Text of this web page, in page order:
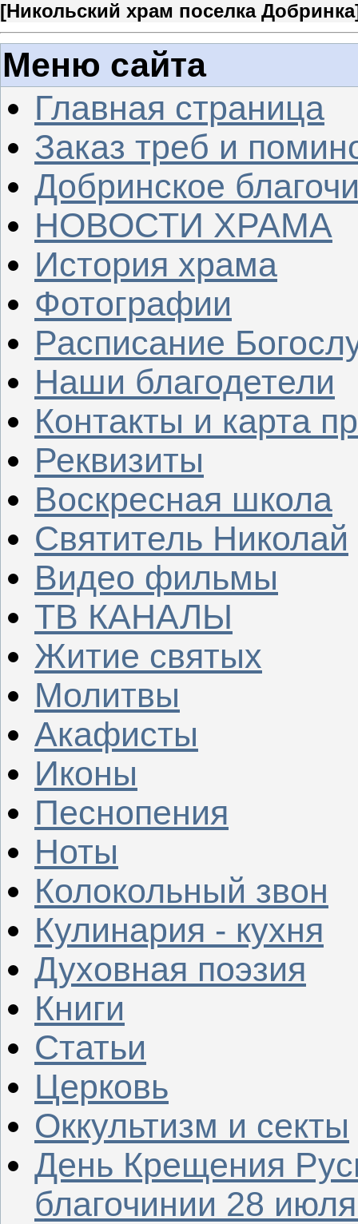
[Никольский храм поселка Добринка
Меню сайта
Главная страница
Заказ треб и
Добринское
НОВОСТИ ХРАМА
История храма
Фотографии
Расписание
Наши благодетели
Контакты и карта
Реквизиты
Воскресная школа
Святитель Николай
Видео фильмы
ТВ КАНАЛЫ
Житие святых
Молитвы
Акафисты
Иконы
Песнопения
Ноты
Колокольный звон
Кулинария - кухня
Духовная поэзия
Книги
Статьи
Церковь
Оккультизм и секты
День Крещения
благочинии 28